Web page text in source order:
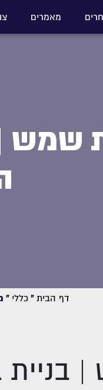
מאמרים
שמש |
דף הבית »כללי »
בניית